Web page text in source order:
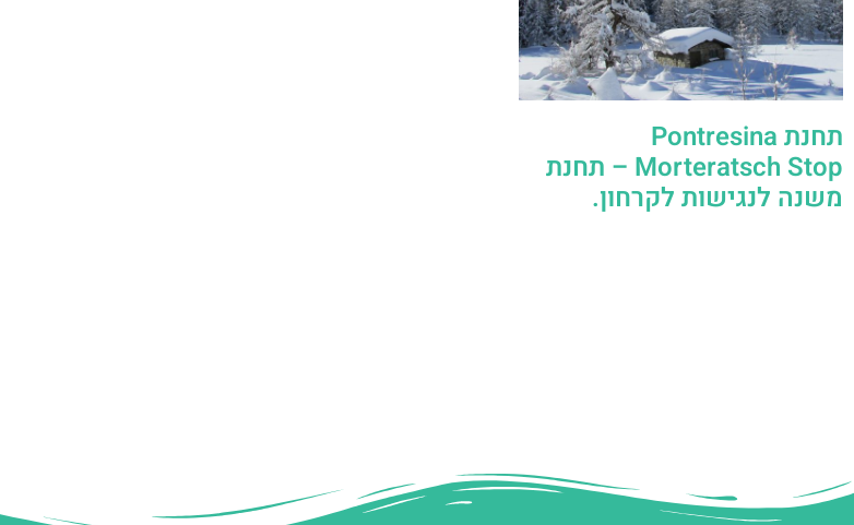
תחנת Pontresina
Morteratsch Stop – תחנת
משנה לנגישות לקרחון.